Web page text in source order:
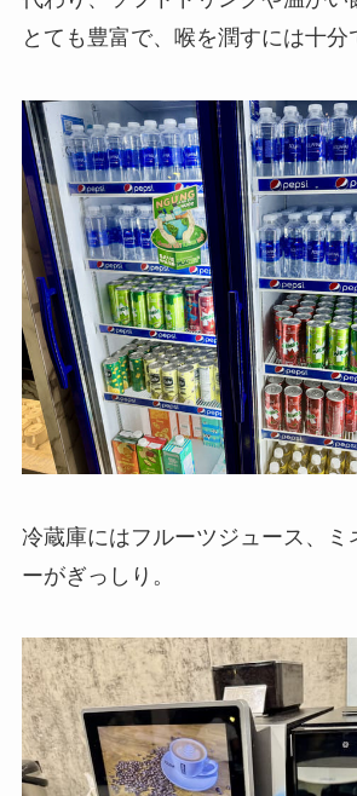
とても豊富で、喉を潤すには十分
冷蔵庫にはフルーツジュース、ミ
ーがぎっしり。